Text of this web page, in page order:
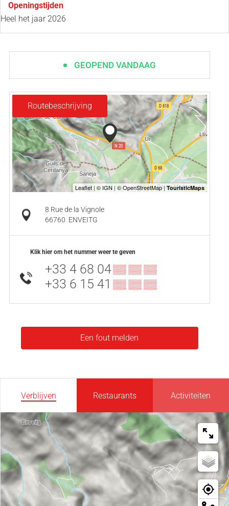
Openingstijden
Heel het jaar 2026
GEOPEND VANDAAG
Routebeschrijving
8 Rue de la Vignole
66760 ENVEITG
Klik hier om het nummer weer te geven
+33 4 68 04▒▒ ▒▒ ▒▒
+33 6 15 41 ▒▒ ▒▒ ▒▒
Een fout melden
Verblijven Restaurants Activiteiten